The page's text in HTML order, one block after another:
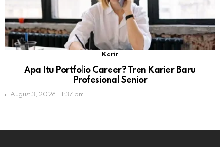
Karir
Apa Itu Portfolio Career? Tren Karier Baru
Profesional Senior
August 3, 2026, 11:37 pm